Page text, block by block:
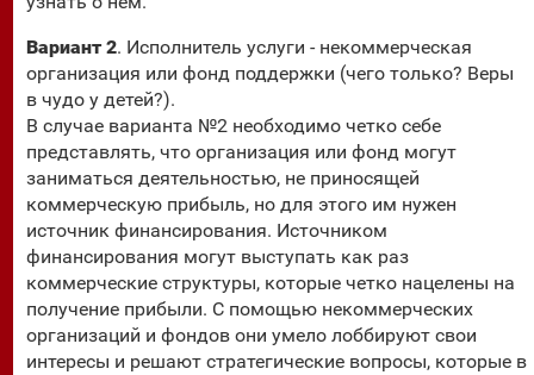
Вариант 2. Исполнитель услуги - некоммерческая
организация или фонд поддержки (чего только? Веры
в чудо у детей?).
В случае варианта №2 необходимо четко себе
представлять, что организация или фонд могут
заниматься деятельностью, не приносящей
коммерческую прибыль, но для этого им нужен
источник финансирования. Источником
финансирования могут выступать как раз
коммерческие структуры, которые четко нацелены на
получение прибыли. С помощью некоммерческих
организаций и фондов они умело лоббируют свои
интересы и решают стратегические вопросы, которые в